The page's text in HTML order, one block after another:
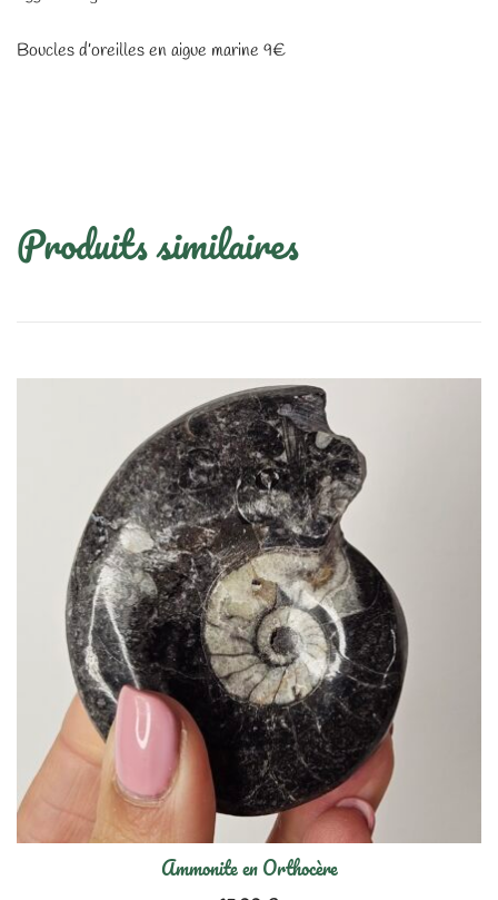
Boucles d’oreilles en aigue marine 9€
Produits similaires
Ammonite en Orthocère